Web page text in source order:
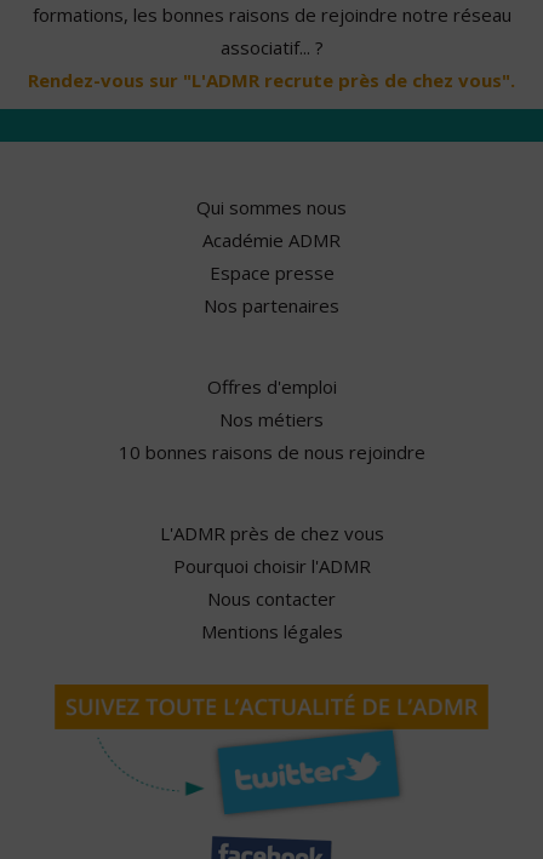
formations, les bonnes raisons de rejoindre notre réseau
associatif... ?
Rendez-vous sur "L'ADMR recrute près de chez vous".
Qui sommes nous
Académie ADMR
Espace presse
Nos partenaires
Offres d'emploi
Nos métiers
10 bonnes raisons de nous rejoindre
L'ADMR près de chez vous
Pourquoi choisir l'ADMR
Nous contacter
Mentions légales